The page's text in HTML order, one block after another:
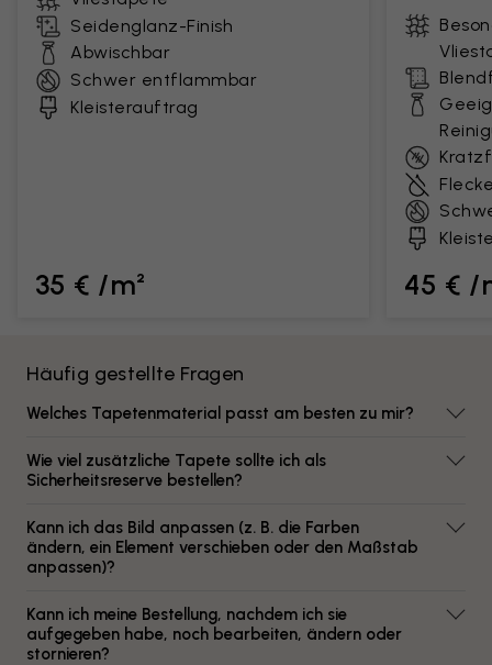
Seidenglanz-Finish
Abwischbar
Schwer entflammbar
Kleisterauftrag
35 € /m² 45 € /
Häufig gestellte Fragen
Welches Tapetenmaterial passt am besten zu mir?
Wie viel zusätzliche Tapete sollte ich als
Sicherheitsreserve bestellen?
Kann ich das Bild anpassen (z. B. die Farben
ändern, ein Element verschieben oder den Maßstab
anpassen)?
Kann ich meine Bestellung, nachdem ich sie
aufgegeben habe, noch bearbeiten, ändern oder
stornieren?